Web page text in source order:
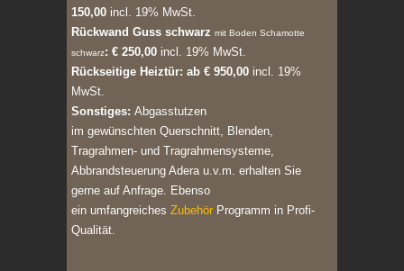
150,00 incl. 19% MwSt.
Rückwand Guss schwarz mit Boden Schamotte
schwarz: € 250,00 incl. 19% MwSt.
Rückseitige Heiztür: ab € 950,00 incl. 19%
MwSt.
Sonstiges: Abgasstutzen
im gewünschten Querschnitt, Blenden,
Tragrahmen- und Tragrahmensysteme,
Abbrandsteuerung Adera u.v.m. erhalten Sie
gerne auf Anfrage. Ebenso
ein umfangreiches Zubehör Programm in Profi-
Qualität.